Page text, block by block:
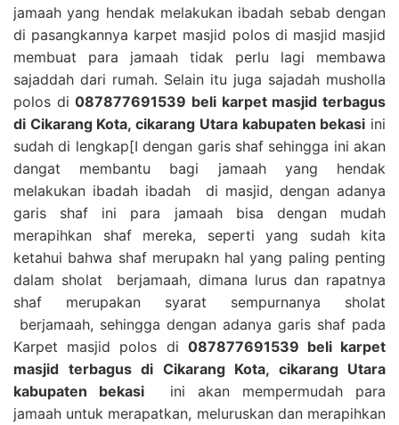
jamaah yang hendak melakukan ibadah sebab dengan
di pasangkannya karpet masjid polos di masjid masjid
membuat para jamaah tidak perlu lagi membawa
sajaddah dari rumah. Selain itu juga sajadah musholla
polos di087877691539 beli karpet masjid terbagus
di Cikarang Kota, cikarang Utara kabupaten bekasi ini
sudah di lengkap[I dengan garis shaf sehingga ini akan
dangat membantu bagi jamaah yang hendak
melakukan ibadah ibadah di masjid, dengan adanya
garis shaf ini para jamaah bisa dengan mudah
merapihkan shaf mereka, seperti yang sudah kita
ketahui bahwa shaf merupakn hal yang paling penting
dalam sholat berjamaah, dimana lurus dan rapatnya
shaf merupakan syarat sempurnanya sholat
berjamaah, sehingga dengan adanya garis shaf pada
Karpet masjid polos di 087877691539 beli karpet
masjid terbagus di Cikarang Kota, cikarang Utara
kabupaten bekasi ini akan mempermudah para
jamaah untuk merapatkan, meluruskan dan merapihkan